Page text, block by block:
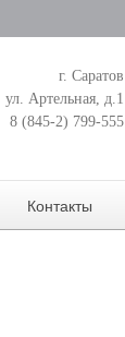
г. Саратов
ул. Артельная, д.1
8 (845-2) 799-555
Контакты